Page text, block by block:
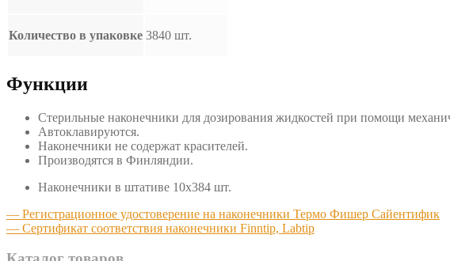
Количество в упаковке 3840 шт.
Функции
Стерильные наконечники для дозирования жидкостей при помощи
Автоклавируются.
Наконечники не содержат красителей.
Производятся в Финляндии.
Наконечники в штативе 10х384 шт.
— Регистрационное удостоверение на наконечники Термо Фишер Сайентифик
— Сертификат соответствия наконечники Finntip, Labtip